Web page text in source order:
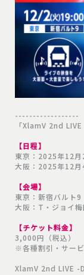
------------------
「XlamV 2nd
【日程】
東京：2025年12
大阪：2025年12
【会場】
東京：新宿バルト9
大阪：T・ジョイ梅
【チケット料金】
3,000円（税込）
※各種割引・サー
XlamV 2nd LIVE -